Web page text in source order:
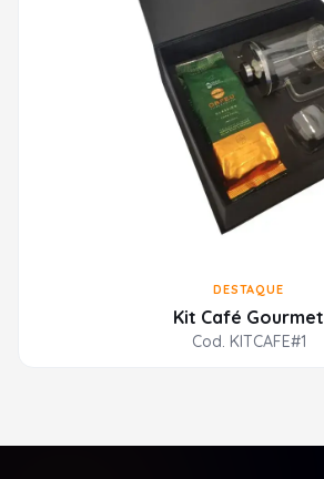
DESTAQUE
Kit Café Gourmet
Cod. KITCAFE#1